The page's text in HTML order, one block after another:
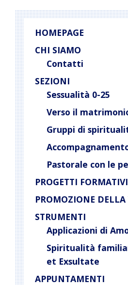
HOMEPAGE
CHI SIAMO
Contatti
SEZIONI
Sessualità 0-25
Verso il
Gruppi di
Pastorale con le
PROGETTI FORMATIVI
PROMOZIONE DELLA
STRUMENTI
Applicazioni di
Spiritualità
et Exsultate
APPUNTAMENTI